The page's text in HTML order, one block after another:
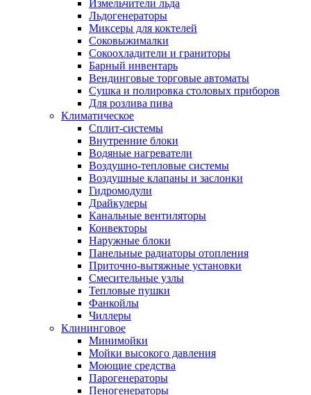
Измельчители льда
Льдогенераторы
Миксеры для коктелей
Соковыжималки
Сокоохладители и граниторы
Барный инвентарь
Вендинговые торговые автоматы
Сушка и полировка столовых приборов
Для розлива пива
Климатическое
Сплит-системы
Внутренние блоки
Водяные нагреватели
Воздушно-тепловые системы
Воздушные клапаны и заслонки
Гидромодули
Драйкулеры
Канальные вентиляторы
Конвекторы
Наружные блоки
Панельные радиаторы отопления
Приточно-вытяжные установки
Смесительные узлы
Тепловые пушки
Фанкойлы
Чиллеры
Клининговое
Минимойки
Мойки высокого давления
Моющие средства
Парогенераторы
Пеногенераторы